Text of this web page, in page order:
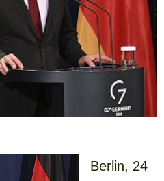
Berlin, 24